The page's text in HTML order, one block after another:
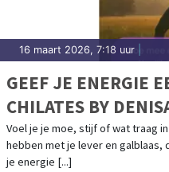
16 maart 2026, 7:18 uur
GEEF JE ENERGIE
CHILATES BY
Voel je je moe, stijf of wat traag
hebben met je lever en
je energie [...]